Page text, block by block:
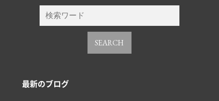
SEARCH
最新のブログ